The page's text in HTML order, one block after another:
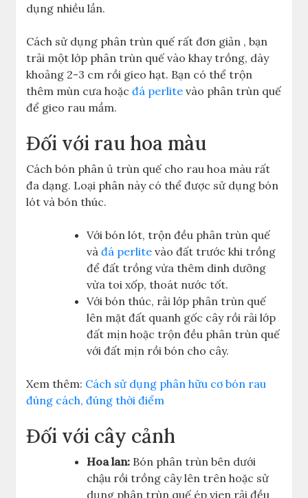
dụng nhiều lần.
Cách sử dụng phân trùn quế rất đơn giản , bạn
trải một lớp phân trùn quế vào khay trồng, dày
khoảng 2-3 cm rồi gieo hạt. Bạn có thể trộn
thêm mùn cưa hoặcđá perlite vào phân trùn quế
để gieo rau mầm.
Đối với rau hoa màu
Cách bón phân ủ trùn quế cho rau hoa màu rất
đa dạng. Loại phân này có thể được sử dụng bón
lót và bón thúc.
Với bón lót, trộn đều phân trùn quế
vàđá perlitevào đất trước khi trồng
để đất trồng vừa thêm dinh dưỡng
vừa toi xốp, thoát nước tốt.
Với bón thúc, rải lớp phân trùn quế
lên mặt đất quanh gốc cây rồi rải lớp
đất mịn hoặc trộn đều phân trùn quế
với đất mịn rồi bón cho cây.
Xem thêm: Cách sử dụng phân hữu cơ bón rau
đúng cách, đúng thời điểm
Đối với cây cảnh
Hoa lan: Bón phân trùn bên dưới
chậu rồi trồng cây lên trên hoặc sử
dụng phân trùn quế ép vien rải đều